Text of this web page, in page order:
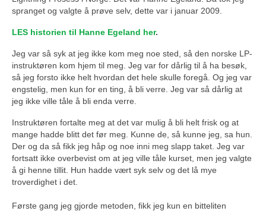
spranget og valgte å prøve selv, dette var i januar 2009.
LES historien til Hanne Egeland her.
Jeg var så syk at jeg ikke kom meg noe sted, så den norske LP-
instruktøren kom hjem til meg. Jeg var for dårlig til å ha besøk,
så jeg forsto ikke helt hvordan det hele skulle foregå. Og jeg var
engstelig, men kun for en ting, å bli verre. Jeg var så dårlig at
jeg ikke ville tåle å bli enda verre.
Instruktøren fortalte meg at det var mulig å bli helt frisk og at
mange hadde blitt det før meg. Kunne de, så kunne jeg, sa hun.
Der og da så fikk jeg håp og noe inni meg slapp taket. Jeg var
fortsatt ikke overbevist om at jeg ville tåle kurset, men jeg valgte
å gi henne tillit. Hun hadde vært syk selv og det lå mye
troverdighet i det.
Første gang jeg gjorde metoden, fikk jeg kun en bitteliten